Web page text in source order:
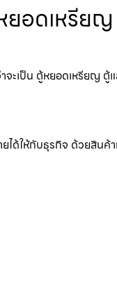
อดเหรีย
ะเป็น ตู้หยอดเหรียญ
ยได้ให้กับธุรกิจ ด้วยสิ